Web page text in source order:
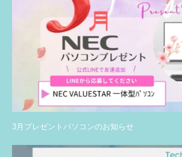
3月プレゼントパソコンのお知らせ